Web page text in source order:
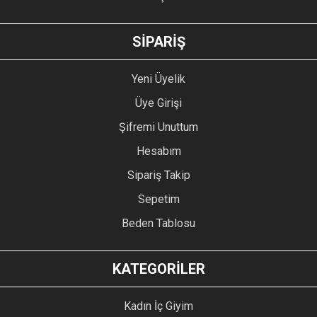
GÖNDER
SİPARİŞ
Yeni Üyelik
Üye Girişi
Şifremi Unuttum
Hesabım
Sipariş Takip
Sepetim
Beden Tablosu
KATEGORİLER
Kadın İç Giyim